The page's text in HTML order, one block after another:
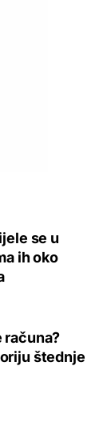
se u
ih oko
računa?
štednje